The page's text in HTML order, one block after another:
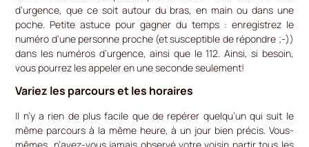
d’urgence, que ce soit autour du bras, en main ou dans une
poche. Petite astuce pour gagner du temps : enregistrez le
numéro d’une personne proche (et susceptible de répondre ;-))
dans les numéros d’urgence, ainsi que le 112. Ainsi, si besoin,
vous pourrez les appeler en une seconde seulement!
Variez les parcours et les horaires
Il n’y a rien de plus facile que de repérer quelqu’un qui suit le
même parcours à la même heure, à un jour bien précis. Vous-